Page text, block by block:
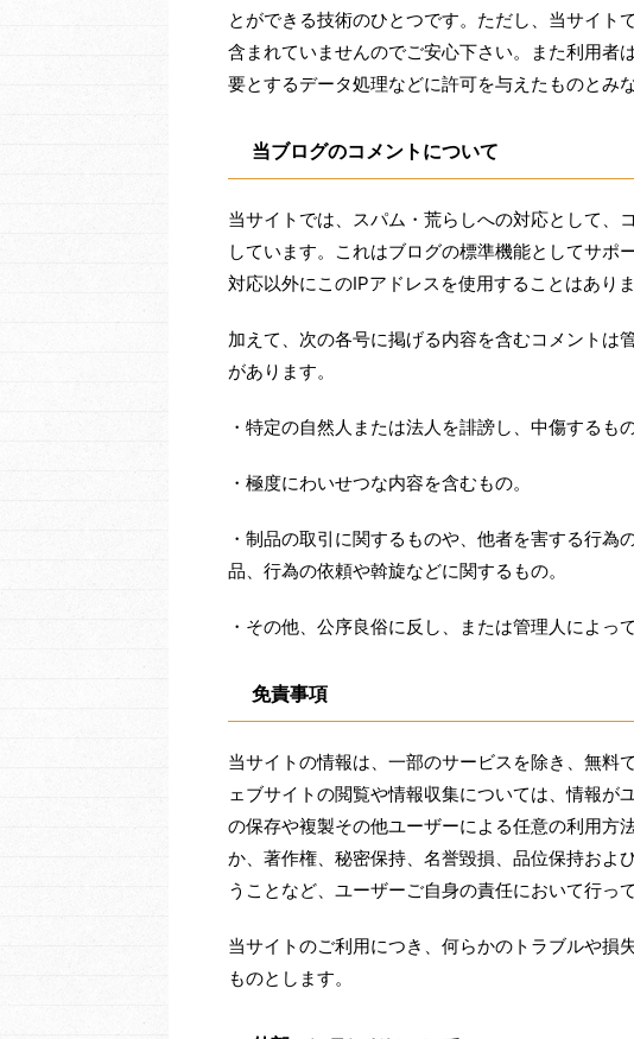
とができる技術のひとつです。ただし、当サイ
含まれていませんのでご安心下さい。また利用者
要とするデータ処理などに許可を与えたものとみな
当ブログのコメントについて
当サイトでは、スパム・荒らしへの対応として、
しています。これはブログの標準機能としてサポ
対応以外にこのIPアドレスを使用することはありま
加えて、次の各号に掲げる内容を含むコメントは
があります。
・特定の自然人または法人を誹謗し、中傷するもの
・極度にわいせつな内容を含むもの。
・制品の取引に関するものや、他者を害する行
品、行為の依頼や斡旋などに関するもの。
・その他、公序良俗に反し、または管理人によっ
免責事項
当サイトの情報は、一部のサービスを除き、無料
ェブサイトの閲覧や情報収集については、情報が
の保存や複製その他ユーザーによる任意の利用方
か、著作権、秘密保持、名誉毀損、品位保持およ
うことなど、ユーザーご自身の責任において行っ
当サイトのご利用につき、何らかのトラブルや損
ものとします。